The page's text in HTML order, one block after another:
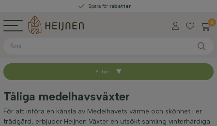
Spara förrabatter
0
Sortera med
Tillgänglig
Filter
Tåliga medelhavsväxter
För att införa en känsla av Medelhavets värme och skönhet i er
trädgård, erbjuder Heijnen Växter en utsökt samling vinterhärdiga